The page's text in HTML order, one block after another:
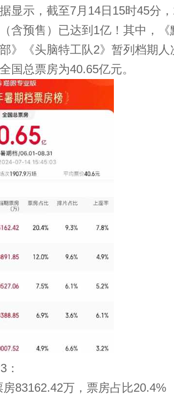
显示，截至7月14日15时45分
含预售）已达到1亿！其中，《
》《头脑特工队2》暂列档期人
国总票房为40.65亿元。
：
房83162.42万，票房占比20.4%